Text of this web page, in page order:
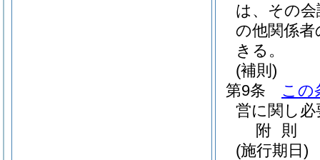
は、その
の他関係
きる。
(補則)
第9条
この
営に関し
附 則
(施行期日)